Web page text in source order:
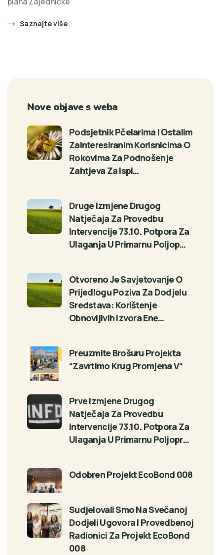
Saznajte više
Nove objave s weba
Podsjetnik Pčelarima I Ostalim
Zainteresiranim Korisnicima O
Rokovima Za Podnošenje
Zahtjeva Za Ispl…
Druge Izmjene Drugog
Natječaja Za Provedbu
Intervencije 73.10. Potpora Za
Ulaganja U Primarnu Poljop…
Otvoreno Je Savjetovanje O
Prijedlogu Poziva Za Dodjelu
Sredstava: Korištenje
Obnovljivih Izvora Ene…
Preuzmite Brošuru Projekta
“Zavrtimo Krug Promjena V“
Prve Izmjene Drugog
Natječaja Za Provedbu
Intervencije 73.10. Potpora Za
Ulaganja U Primarnu Poljopr…
Odobren Projekt EcoBond 008
Sudjelovali Smo Na Svečanoj
Dodjeli Ugovora I Provedbenoj
Radionici Za Projekt EcoBond
008